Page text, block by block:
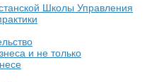
Школы Управления
и не только